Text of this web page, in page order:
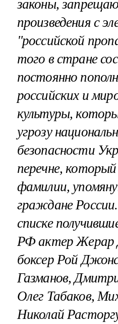
законы,
произведения с
"российской
того в стране
постоянно
российских и
культуры,
угрозу
безопасности
перечне,
фамилии,
граждане
списке
РФ актер Жерар
боксер Рой
Газманов,
Олег Табаков,
Николай